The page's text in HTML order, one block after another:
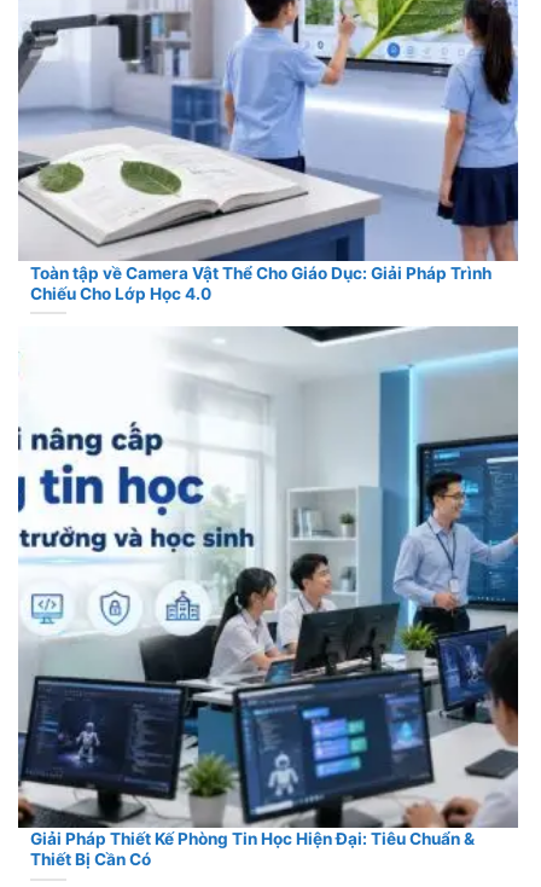
Toàn tập về Camera Vật Thể Cho Giáo Dục: Giải Pháp Trình
Chiếu Cho Lớp Học 4.0
Giải Pháp Thiết Kế Phòng Tin Học Hiện Đại: Tiêu Chuẩn &
Thiết Bị Cần Có